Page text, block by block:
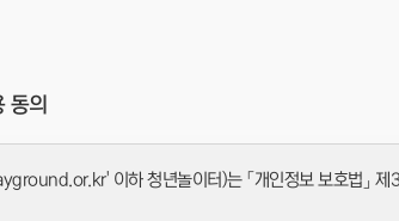
동의
이하 청년놀이터)는 「개인정보 보호법」 제